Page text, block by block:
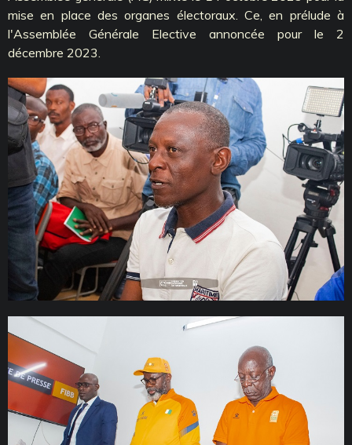
mise en place des organes électoraux. Ce, en prélude à
l'Assemblée Générale Elective annoncée pour le 2
décembre 2023.